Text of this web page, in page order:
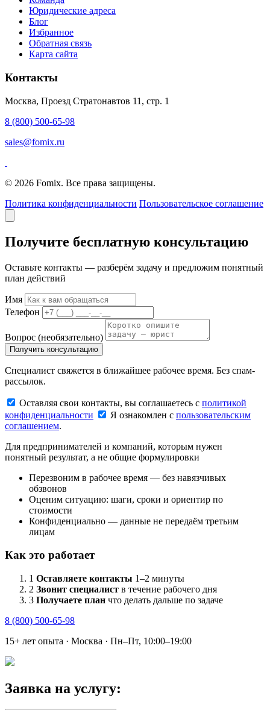
Юридические адреса
Блог
Избранное
Обратная связь
Карта сайта
Контакты
Москва, Проезд Стратонавтов 11, стр. 1
8 (800) 500-65-98
sales@fomix.ru
© 2026 Fomix. Все права защищены.
Политика конфиденциальности Пользовательское соглашение
Получите бесплатную консультацию
Оставьте контакты — разберём задачу и предложим понятный
план действий
Имя
Телефон
Вопрос (необязательно)
Получить консультацию
Специалист свяжется в ближайшее рабочее время. Без спам-
рассылок.
Оставляя свои контакты, вы соглашаетесь с политикой
конфиденциальности
Я ознакомлен с пользовательским
соглашением.
Для предпринимателей и компаний, которым нужен
понятный результат, а не общие формулировки
Перезвоним в рабочее время — без навязчивых
обзвонов
Оценим ситуацию: шаги, сроки и ориентир по
стоимости
Конфиденциально — данные не передаём третьим
лицам
Как это работает
1 Оставляете контакты 1–2 минуты
2 Звонит специалист в течение рабочего дня
3 Получаете план что делать дальше по задаче
8 (800) 500-65-98
15+ лет опыта · Москва · Пн–Пт, 10:00–19:00
Заявка на услугу: